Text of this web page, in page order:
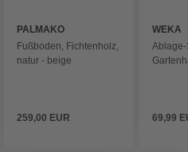
PALMAKO
Fußboden, Fichtenholz,
natur - beige
259,00 EUR
WEKA
Ablage-
69,99